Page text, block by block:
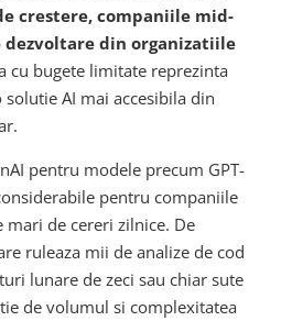
crestere, companiile mid-
dezvoltare din organizatiile
cu bugete limitate reprezinta
AI mai accesibila din
pentru modele precum GPT-
pentru companiile
mari de cereri zilnice. De
ruleaza mii de analize de cod
lunare de zeci sau chiar sute
de volumul si complexitatea